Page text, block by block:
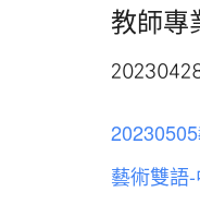
教師專
20230505
藝術雙語